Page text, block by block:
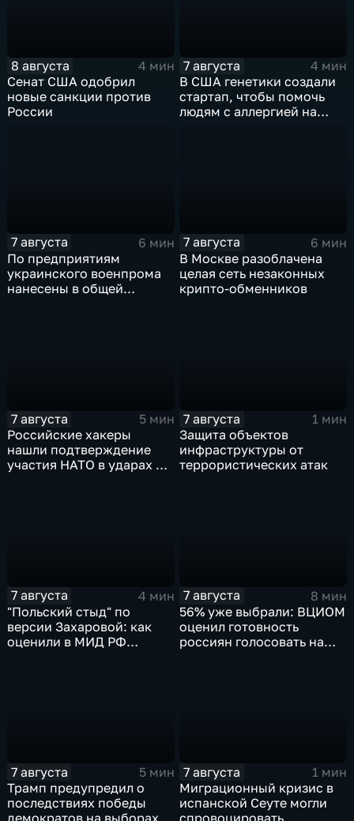
8 августа
4 мин
Сенат США одобрил
новые санкции против
России
7 августа
4 мин
В США генетики создали
стартап, чтобы помочь
людям с аллергией на
7 августа
6 мин
По предприятиям
украинского военпрома
нанесены в общей
7 августа
6 мин
В Москве разоблачена
целая сеть незаконных
крипто-обменников
7 августа
5 мин
Российские хакеры
нашли подтверждение
участия НАТО в ударах по
7 августа
1 мин
Защита объектов
инфраструктуры от
террористических атак
7 августа
4 мин
"Польский стыд" по
версии Захаровой: как
оценили в МИД РФ
7 августа
8 мин
56% уже выбрали: ВЦИОМ
оценил готовность
россиян голосовать на
7 августа
5 мин
Трамп предупредил о
последствиях победы
7 августа
1 мин
Миграционный кризис в
испанской Сеуте могли